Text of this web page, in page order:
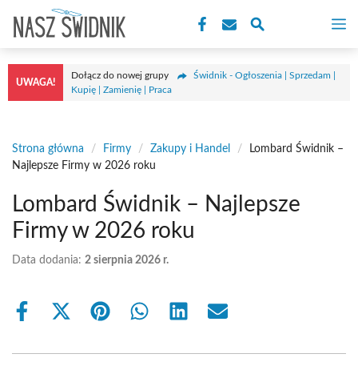
treści
UWAGA!
Dołącz do nowej grupy
Świdnik - Ogłoszenia | Sprzedam |
Kupię | Zamienię | Praca
Strona główna / Firmy / Zakupy i Handel /
Lombard Świdnik –
Najlepsze Firmy w 2026 roku
Lombard Świdnik – Najlepsze
Firmy w 2026 roku
Data dodania: 2 sierpnia 2026 r.
Share
Share
(Twitter)
Share Share Share Share